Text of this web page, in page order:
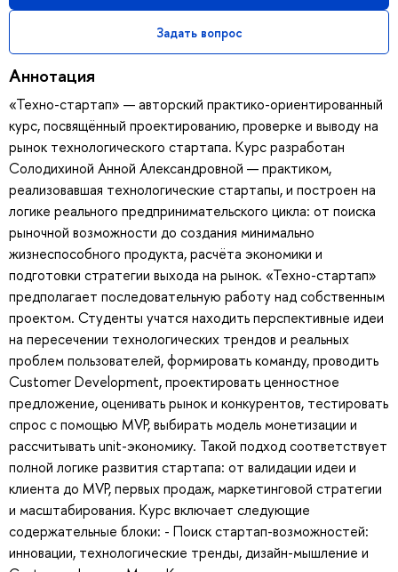
Задать вопрос
Аннотация
«Техно-стартап» — авторский практико-ориентированный
курс, посвящённый проектированию, проверке и выводу на
рынок технологического стартапа. Курс разработан
Солодихиной Анной Александровной — практиком,
реализовавшая технологические стартапы, и построен на
логике реального предпринимательского цикла: от поиска
рыночной возможности до создания минимально
жизнеспособного продукта, расчёта экономики и
подготовки стратегии выхода на рынок. «Техно-стартап»
предполагает последовательную работу над собственным
проектом. Студенты учатся находить перспективные идеи
на пересечении технологических трендов и реальных
проблем пользователей, формировать команду, проводить
Customer Development, проектировать ценностное
предложение, оценивать рынок и конкурентов, тестировать
спрос с помощью MVP, выбирать модель монетизации и
рассчитывать unit-экономику. Такой подход соответствует
полной логике развития стартапа: от валидации идеи и
клиента до MVP, первых продаж, маркетинговой стратегии
и масштабирования. Курс включает следующие
содержательные блоки: - Поиск стартап-возможностей:
инновации, технологические тренды, дизайн-мышление и